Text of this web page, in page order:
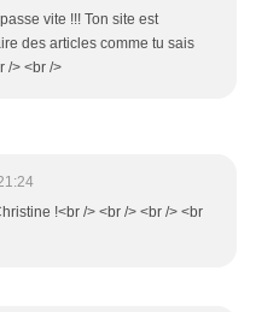
vite !!! Ton site est
des articles comme tu sais
/> <br />
!<br /> <br /> <br /> <br